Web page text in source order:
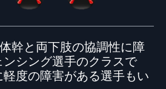
幹と両下肢の協調性に障
シング選手のクラスで
度の障害がある選手もい